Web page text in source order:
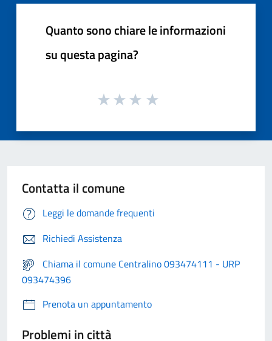
Quanto sono chiare le informazioni
su questa pagina?
Contatta il comune
Leggi le domande frequenti
Richiedi Assistenza
Chiama il comune Centralino 093474111 - URP
093474396
Prenota un appuntamento
Problemi in città